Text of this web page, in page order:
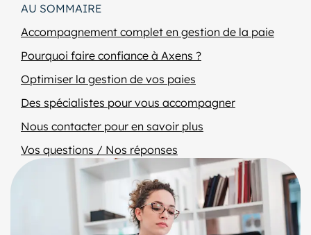
AU SOMMAIRE
Accompagnement complet en gestion de la paie
Pourquoi faire confiance à Axens ?
Optimiser la gestion de vos paies
Des spécialistes pour vous accompagner
Nous contacter pour en savoir plus
Vos questions / Nos réponses